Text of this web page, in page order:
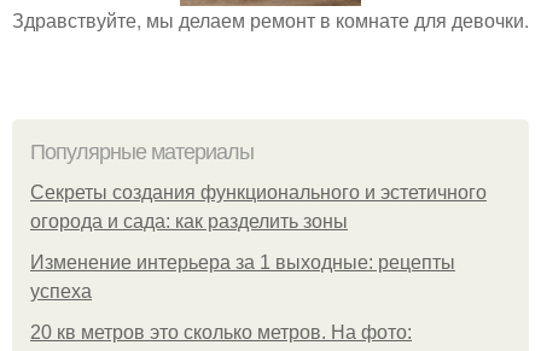
Здравствуйте, мы делаем ремонт в комнате для девочки.
Популярные материалы
Секреты создания функционального и эстетичного
огорода и сада: как разделить зоны
Изменение интерьера за 1 выходные: рецепты
успеха
20 кв метров это сколько метров. На фото: